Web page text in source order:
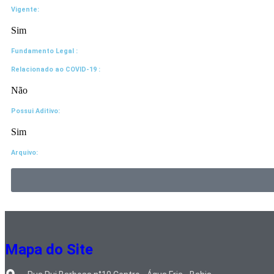
Vigente:
Sim
Fundamento Legal :​
Relacionado ao COVID-19 :​
Não
Possui Aditivo:​
Sim
Arquivo:
Mapa do Site